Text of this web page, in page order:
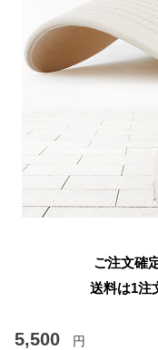
ご注文確
送料は1注
5,500 円